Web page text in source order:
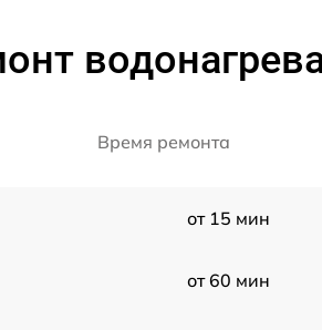
Время ремонта
от 15 мин
от 60 мин